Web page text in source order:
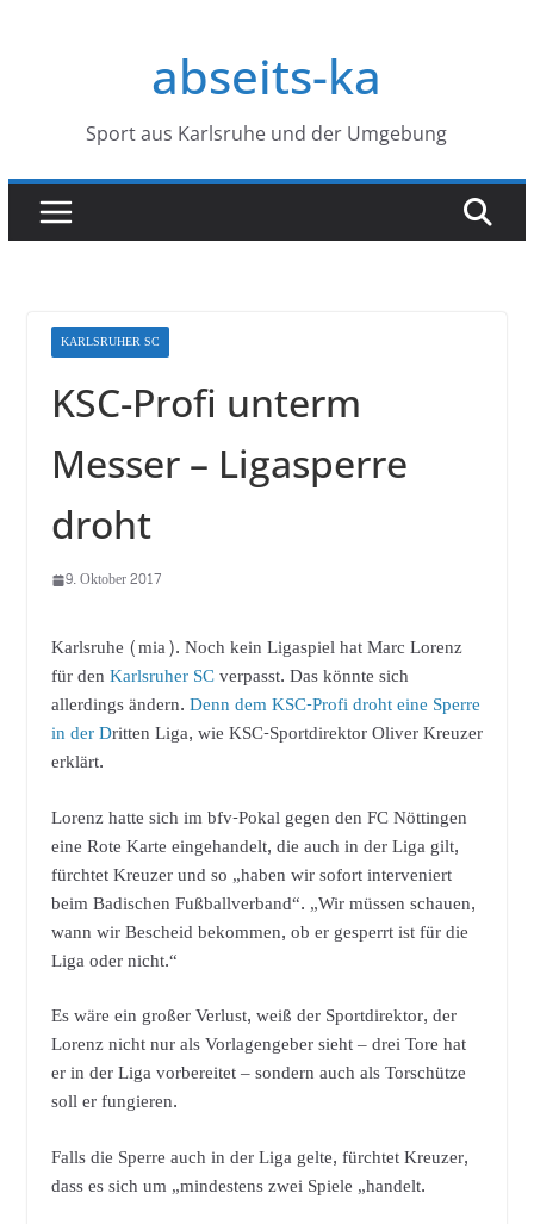
abseits-ka
Sport aus Karlsruhe und der Umgebung
KARLSRUHER SC
KSC-Profi unterm
Messer – Ligasperre
droht
9. Oktober 2017
Karlsruhe (mia). Noch kein Ligaspiel hat Marc Lorenz
für denKarlsruher SCverpasst. Das könnte sich
allerdings ändern.Denn dem KSC-Profi droht eine Sperre
in der Dritten Liga, wie KSC-Sportdirektor Oliver Kreuzer
erklärt.
Lorenz hatte sich im bfv-Pokal gegen den FC Nöttingen
eine Rote Karte eingehandelt, die auch in der Liga gilt,
fürchtet Kreuzer und so „haben wir sofort interveniert
beim Badischen Fußballverband“. „Wir müssen schauen,
wann wir Bescheid bekommen, ob er gesperrt ist für die
Liga oder nicht.“
Es wäre ein großer Verlust, weiß der Sportdirektor, der
Lorenz nicht nur als Vorlagengeber sieht – drei Tore hat
er in der Liga vorbereitet – sondern auch als Torschütze
soll er fungieren.
Falls die Sperre auch in der Liga gelte, fürchtet Kreuzer,
dass es sich um „mindestens zwei Spiele „handelt.